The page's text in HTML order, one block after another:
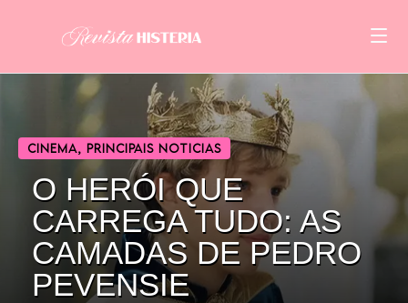
CINEMA, PRINCIPAIS NOTICIAS
O HERÓI QUE
CARREGA TUDO: AS
CAMADAS DE PEDRO
PEVENSIE